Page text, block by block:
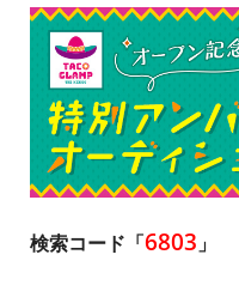
検索コード「6803 」